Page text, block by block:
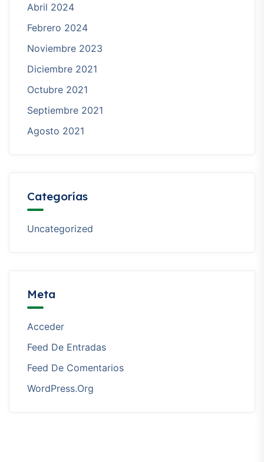
Abril 2024
Febrero 2024
Noviembre 2023
Diciembre 2021
Octubre 2021
Septiembre 2021
Agosto 2021
Categorías
Uncategorized
Meta
Acceder
Feed De Entradas
Feed De Comentarios
WordPress.org